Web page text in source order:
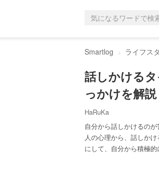
Smartlog ライフス
話しかける
っかけを解説
HaRuKa
自分から話しかけるの
人の心理から、話しか
にして、自分から積極